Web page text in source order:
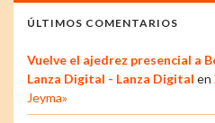
ÚLTIMOS COMENTARIOS
Vuelve el ajedrez presencial a
Lanza Digital - Lanza Digital en
Jeyma»